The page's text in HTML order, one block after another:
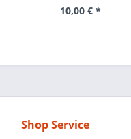
10,00 € *
Shop Service